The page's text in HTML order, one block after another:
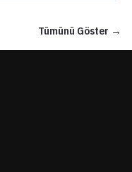
Tümünü Göster →